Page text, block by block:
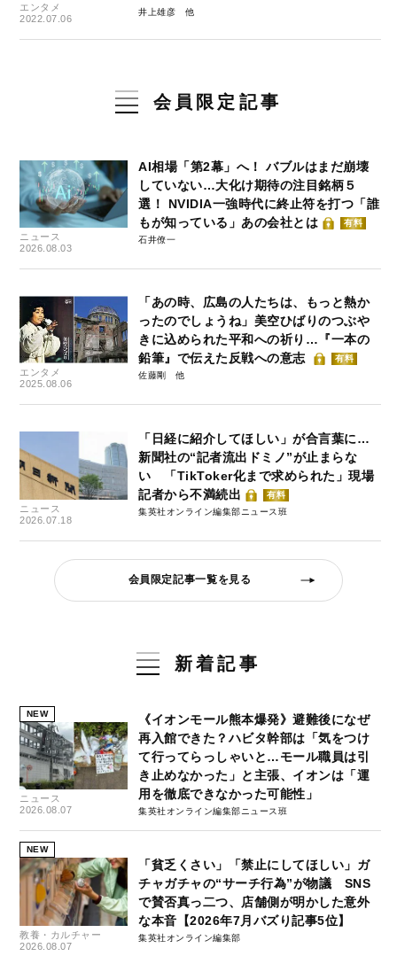
エンタメ
2022.07.06
ル ＃5
井上雄彦
会員限定記事
ニュース
2026.08.03
AI相場「第2幕」へ！ バブルはまだ崩壊
していない…大化け期待の注目銘柄５
選！ NVIDIA一強時代に終止符を打つ「誰
もが知っている」あの会社とは
有料
石井僚一
エンタメ
2025.08.06
「あの時、広島の人たちは、もっと熱か
ったのでしょうね」美空ひばりのつぶや
きに込められた平和への祈り…『一本の
鉛筆』で伝えた反戦への意志
有料
佐藤剛
ニュース
2026.07.18
「日経に紹介してほしい」が合言葉に…
新聞社の“記者流出ドミノ”が止まらな
い 「TikToker化まで求められた」現場
記者から不満続出
有料
集英社オンライン編集部ニュース班
会員限定記事一覧を見る
新着記事
NEW
ニュース
2026.08.07
《イオンモール熊本爆発》避難後になぜ
再入館できた？ハビタ幹部は「気をつけ
て行ってらっしゃいと…モール職員は引
き止めなかった」と主張、イオンは「運
用を徹底できなかった可能性」
集英社オンライン編集部ニュース班
NEW
教養・カルチャー
2026.08.07
「貧乏くさい」「禁止にしてほしい」ガ
チャガチャの“サーチ行為”が物議 SNS
で賛否真っ二つ、店舗側が明かした意外
な本音【2026年7月バズり記事5位】
集英社オンライン編集部